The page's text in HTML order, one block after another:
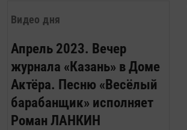
Видео дня
Апрель 2023. Вечер
журнала «Казань» в Доме
Актёра. Песню «Весёлый
барабанщик» исполняет
Роман ЛАНКИН